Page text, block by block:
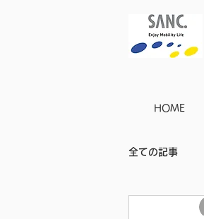
HOME
全ての記事
バイクの